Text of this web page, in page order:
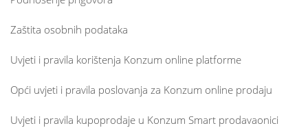
Zaštita osobnih podataka
Uvjeti i pravila korištenja Konzum online platforme
Opći uvjeti i pravila poslovanja za Konzum online prodaju
Uvjeti i pravila kupoprodaje u Konzum Smart prodavaonici